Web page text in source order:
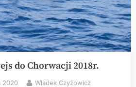
do Chorwacji 2018r.
2020 By
Władek Czyżowicz